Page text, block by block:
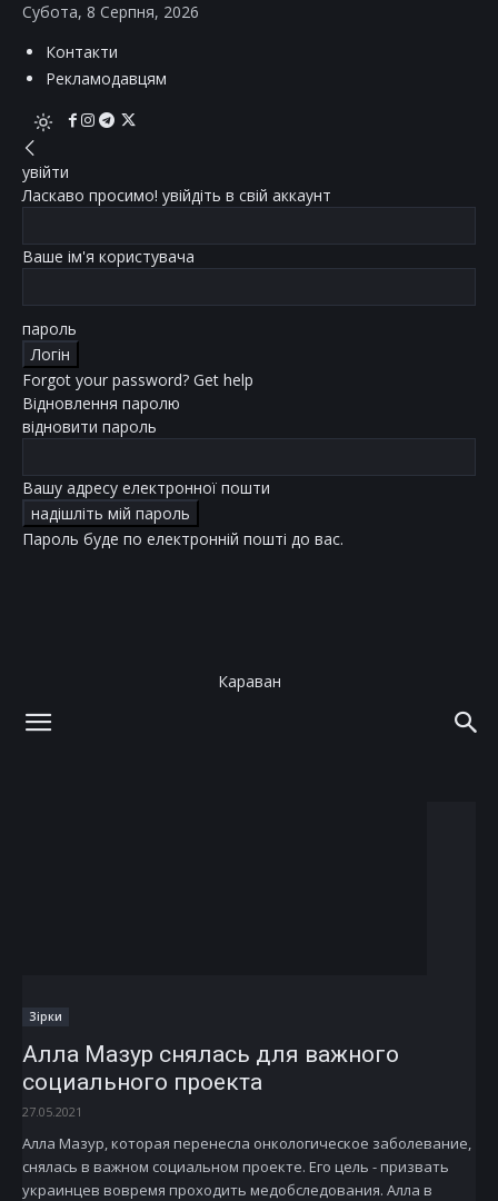
Субота, 8 Серпня, 2026
Контакти
Рекламодавцям
увійти
Ласкаво просимо! увійдіть в свій аккаунт
Ваше ім'я користувача
пароль
Forgot your password? Get help
Відновлення паролю
відновити пароль
Вашу адресу електронної пошти
Пароль буде по електронній пошті до вас.
Караван
Зірки
Алла Мазур снялась для важного
социального проекта
27.05.2021
Алла Мазур, которая перенесла онкологическое заболевание,
снялась в важном социальном проекте. Его цель - призвать
украинцев вовремя проходить медобследования. Алла в